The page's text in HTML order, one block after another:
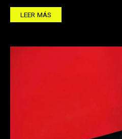
LEER MÁS